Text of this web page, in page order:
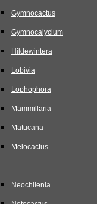
Gymnocactus
Gymnocalycium
Hildewintera
Lobivia
Lophophora
Mammillaria
Matucana
Melocactus
Neochilenia